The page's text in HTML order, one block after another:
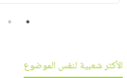
1
2
الأكثر شعبية لنفس الموضوع